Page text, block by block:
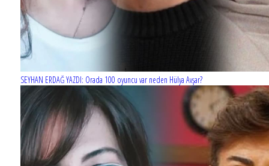
SEYHAN ERDAĞ YAZDI: Orada 100 oyuncu var neden Hülya Avşar?